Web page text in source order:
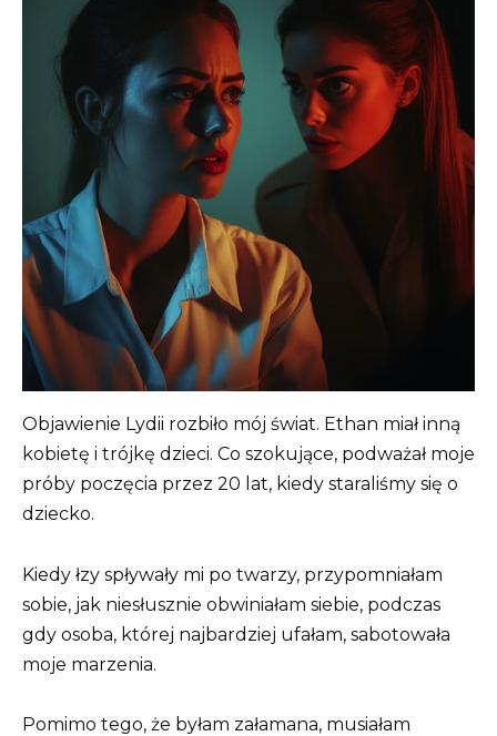
Objawienie Lydii rozbiło mój świat. Ethan miał inną
kobietę i trójkę dzieci. Co szokujące, podważał moje
próby poczęcia przez 20 lat, kiedy staraliśmy się o
dziecko.
Kiedy łzy spływały mi po twarzy, przypomniałam
sobie, jak niesłusznie obwiniałam siebie, podczas
gdy osoba, której najbardziej ufałam, sabotowała
moje marzenia.
Pomimo tego, że byłam załamana, musiałam